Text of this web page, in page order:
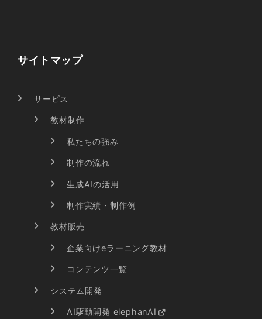
サイトマップ
サービス
教材制作
私たちの強み
制作の流れ
生成AIの活用
制作実績・制作例
教材販売
企業向けeラーニング教材
コンテンツ一覧
システム開発
AI駆動開発 elephanAI